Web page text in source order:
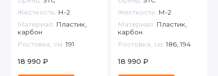
Жесткость: H-2
Материал: Пластик,
карбон
Ростовка, см: 191
18 990 ₽
Жесткость: M-2
Материал: Пластик,
карбон
Ростовка, см: 186, 194
18 990 ₽